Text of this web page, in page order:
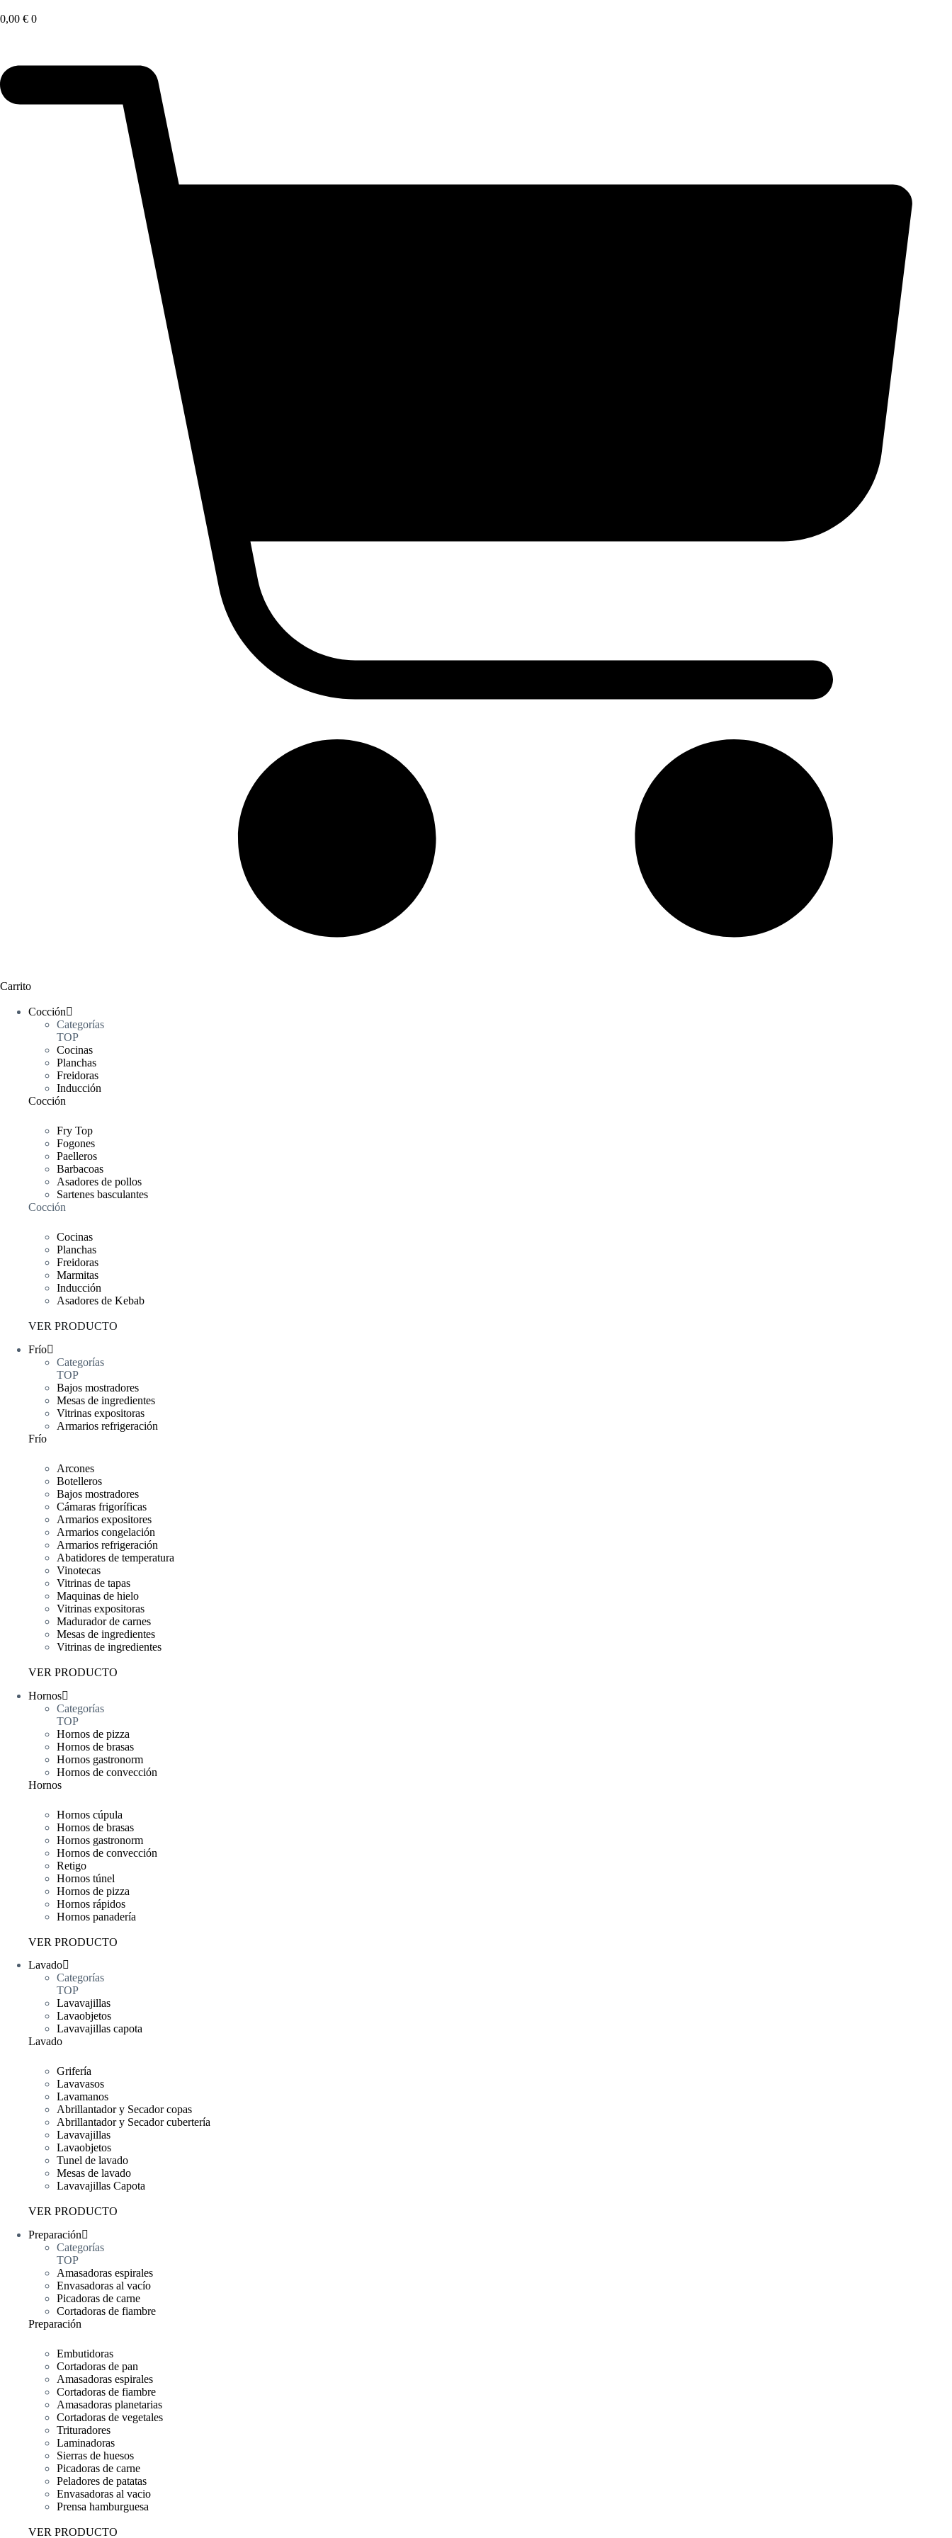
al
0,00 € 0
Carrito
Cocción
Categorías
TOP
Cocinas
Planchas
Freidoras
Inducción
Cocción
Fry Top
Fogones
Paelleros
Barbacoas
Asadores de pollos
Sartenes basculantes
Cocción
Cocinas
Planchas
Freidoras
Marmitas
Inducción
Asadores de Kebab
VER PRODUCTO
Frío
Categorías
TOP
Bajos mostradores
Mesas de ingredientes
Vitrinas expositoras
Armarios refrigeración
Frío
Arcones
Botelleros
Bajos mostradores
Cámaras frigoríficas
Armarios expositores
Armarios congelación
Armarios refrigeración
Abatidores de temperatura
Vinotecas
Vitrinas de tapas
Maquinas de hielo
Vitrinas expositoras
Madurador de carnes
Mesas de ingredientes
Vitrinas de ingredientes
VER PRODUCTO
Hornos
Categorías
TOP
Hornos de pizza
Hornos de brasas
Hornos gastronorm
Hornos de convección
Hornos
Hornos cúpula
Hornos de brasas
Hornos gastronorm
Hornos de convección
Retigo
Hornos túnel
Hornos de pizza
Hornos rápidos
Hornos panadería
VER PRODUCTO
Lavado
Categorías
TOP
Lavavajillas
Lavaobjetos
Lavavajillas capota
Lavado
Grifería
Lavavasos
Lavamanos
Abrillantador y Secador copas
Abrillantador y Secador cubertería
Lavavajillas
Lavaobjetos
Tunel de lavado
Mesas de lavado
Lavavajillas Capota
VER PRODUCTO
Preparación
Categorías
TOP
Amasadoras espirales
Envasadoras al vacío
Picadoras de carne
Cortadoras de fiambre
Preparación
Embutidoras
Cortadoras de pan
Amasadoras espirales
Cortadoras de fiambre
Amasadoras planetarias
Cortadoras de vegetales
Trituradores
Laminadoras
Sierras de huesos
Picadoras de carne
Peladores de patatas
Envasadoras al vacio
Prensa hamburguesa
VER PRODUCTO